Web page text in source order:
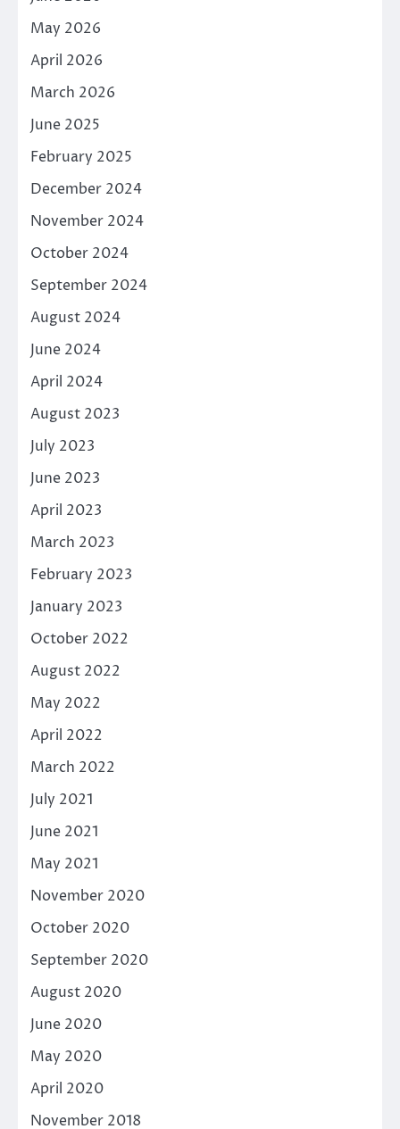
May 2026
April 2026
March 2026
June 2025
February 2025
December 2024
November 2024
October 2024
September 2024
August 2024
June 2024
April 2024
August 2023
July 2023
June 2023
April 2023
March 2023
February 2023
January 2023
October 2022
August 2022
May 2022
April 2022
March 2022
July 2021
June 2021
May 2021
November 2020
October 2020
September 2020
August 2020
June 2020
May 2020
April 2020
November 2018